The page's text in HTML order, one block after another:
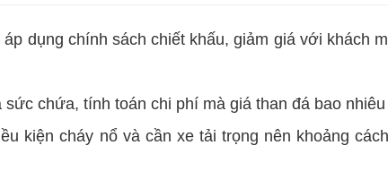
dụng chính sách chiết khấu, giảm giá với khách
chứa, tính toán chi phí mà giá than đá bao
kiện cháy nổ và cần xe tải trọng nên khoảng